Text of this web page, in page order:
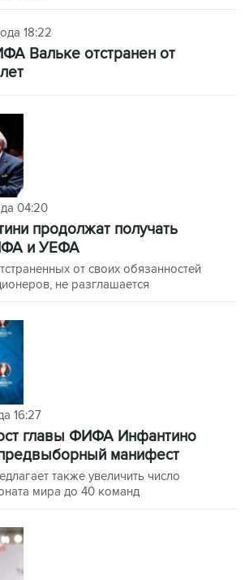
18:22
Вальке отстранен от
04:20
продолжат получать
и УЕФА
от своих обязанностей
не разглашается
16:27
главы ФИФА Инфантино
манифест
также увеличить число
мира до 40 команд